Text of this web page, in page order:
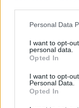
Please note that
not limited to your
grant or deny
use your data for
consent section.
Personal Data
I want to opt-
personal data.
Opted In
I want to opt-
Personal Data.
Opted In